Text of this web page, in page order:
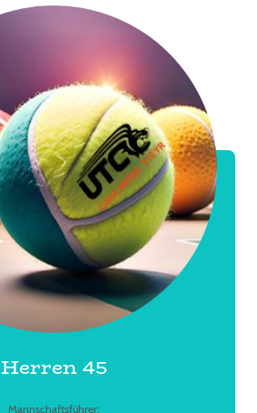
Herren 45
Mannschaftsführer: